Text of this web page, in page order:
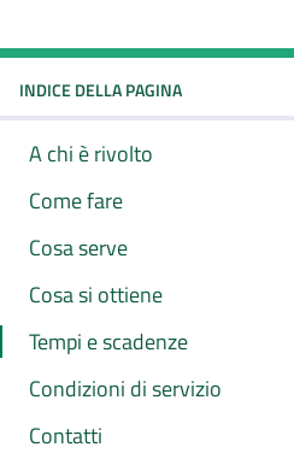
INDICE DELLA PAGINA
A chi è rivolto
Come fare
Cosa serve
Cosa si ottiene
Tempi e scadenze
Condizioni di servizio
Contatti